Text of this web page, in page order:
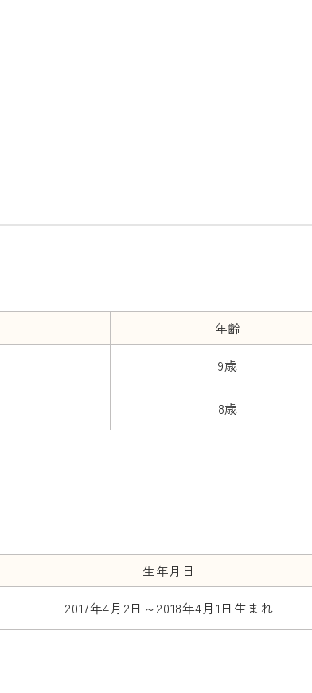
年齢
9歳
8歳
生年月日
2017年4月2日～2018年4月1日生まれ